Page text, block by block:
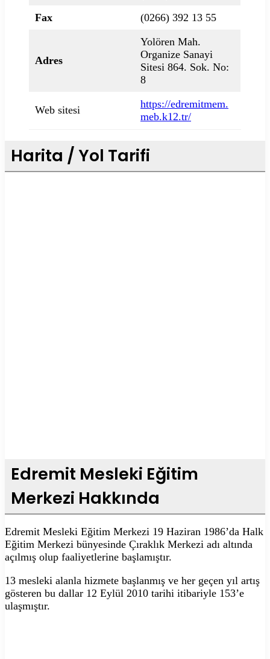
Fax
(0266) 392 13 55
Adres
Yolören Mah.
Organize Sanayi
Sitesi 864. Sok. No:
8
Web sitesi
https://edremitmem.
meb.k12.tr/
Harita / Yol Tarifi
Edremit Mesleki Eğitim
Merkezi Hakkında
Edremit Mesleki Eğitim Merkezi 19 Haziran 1986’da Halk
Eğitim Merkezi bünyesinde Çıraklık Merkezi adı altında
açılmış olup faaliyetlerine başlamıştır.
13 mesleki alanla hizmete başlanmış ve her geçen yıl artış
gösteren bu dallar 12 Eylül 2010 tarihi itibariyle 153’e
ulaşmıştır.